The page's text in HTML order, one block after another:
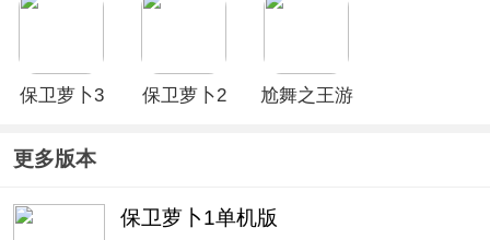
保卫萝卜3
保卫萝卜2
尬舞之王游
更多版本
保卫萝卜1单机版